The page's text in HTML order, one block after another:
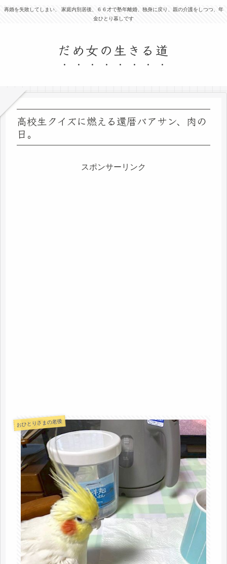
再婚を失敗してしまい、 家庭内別居後、６６才で塾年離婚、独身に戻り、親の介護をしつつ、年
金ひとり暮しです
だめ女の生きる道
高校生クイズに燃える還暦バアサン、肉の
日。
スポンサーリンク
おひとりさまの老後